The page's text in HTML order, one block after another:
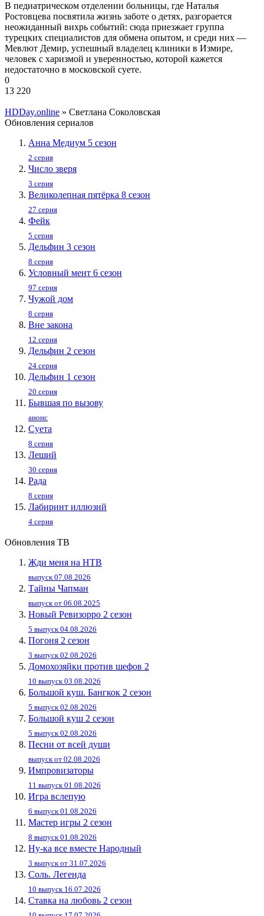
В педиатрическом отделении больницы, где Наталья
Ростовцева посвятила жизнь заботе о детях, разгорается
неожиданный вихрь событий: сюда приезжает группа
турецких специалистов для обмена опытом, и среди них —
Мевлют Демир, успешный владелец клиники в Измире,
человек с харизмой и уверенностью, которой кажется
недостаточно в московской суете.
0
13 220
HDDay.online » Светлана Соколовская
Обновления сериалов
Анна Медиум 5 сезон
2 серия
Число зверя
3 серия
Великолепная пятёрка 8 сезон
27 серия
Фейк
5 серия
Дельфин 3 сезон
8 серия
Условный мент 6 сезон
97 серия
Чужой дом
8 серия
Вне закона
12 серия
Дельфин 2 сезон
24 серия
Дельфин 1 сезон
20 серия
Бывшая по вызову
анонс
Суета
8 серия
Леший
30 серия
Рада
8 серия
Лабиринт иллюзий
4 серия
Обновления ТВ
Жди меня на НТВ
выпуск 07.08.2026
Тайны Чапман
выпуск от 06.08.2025
Новый Ревизорро 2 сезон
5 выпуск 04.08.2026
Погоня 2 сезон
3 выпуск 02.08.2026
Домохозяйки против шефов 2
10 выпуск 03.08.2026
Большой куш. Бангкок 2 сезон
5 выпуск 02.08.2026
Большой куш 2 сезон
5 выпуск 02.08.2026
Песни от всей души
выпуск от 02.08.2026
Импровизаторы
11 выпуск 01.08.2026
Игра вслепую
6 выпуск 01.08.2026
Мастер игры 2 сезон
8 выпуск 01.08.2026
Ну-ка все вместе Народный
3 выпуск от 31.07.2026
Соль. Легенда
10 выпуск 16.07.2026
Ставка на любовь 2 сезон